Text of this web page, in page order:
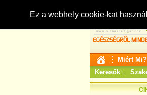
Ez a webhely cookie-kat
Miért Mi?
Keresők